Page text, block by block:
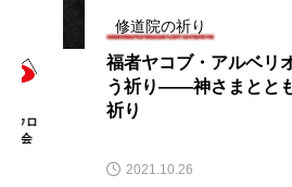
修道院の祈り
福者ヤコブ・アルベリオー
う祈り――神さまとともに
2021.10.26